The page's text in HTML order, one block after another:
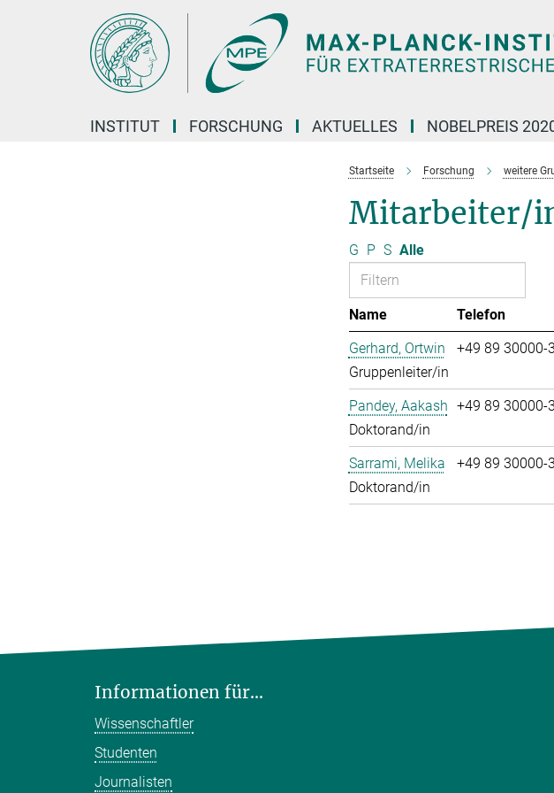
INSTITUT FORSCHUNG AKTUELLES NOBELPREIS
Startseite Forschung weitere
Mitarbeiter/
G P S Alle
Name Telefon
Gerhard, Ortwin
Gruppenleiter/in
+49 89 30000-
Pandey, Aakash
Doktorand/in
+49 89 30000-
Sarrami, Melika
Doktorand/in
+49 89 30000-
Informationen für...
Wissenschaftler
Studenten
Journalisten